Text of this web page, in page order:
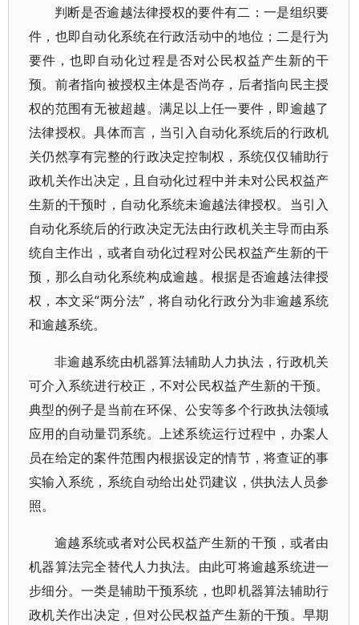
判断是否逾越法律授权的要件有二：一是组织要
件，也即自动化系统在行政活动中的地位；二是行为
要件，也即自动化过程是否对公民权益产生新的干
预。前者指向被授权主体是否尚存，后者指向民主授
权的范围有无被超越。满足以上任一要件，即逾越了
法律授权。具体而言，当引入自动化系统后的行政机
关仍然享有完整的行政决定控制权，系统仅仅辅助行
政机关作出决定，且自动化过程中并未对公民权益产
生新的干预时，自动化系统未逾越法律授权。当引入
自动化系统后的行政决定无法由行政机关主导而由系
统自主作出，或者自动化过程对公民权益产生新的干
预，那么自动化系统构成逾越。根据是否逾越法律授
权，本文采“两分法”，将自动化行政分为非逾越系统
和逾越系统。
非逾越系统由机器算法辅助人力执法，行政机关
可介入系统进行校正，不对公民权益产生新的干预。
典型的例子是当前在环保、公安等多个行政执法领域
应用的自动量罚系统。上述系统运行过程中，办案人
员在给定的案件范围内根据设定的情节，将查证的事
实输入系统，系统自动给出处罚建议，供执法人员参
照。
逾越系统或者对公民权益产生新的干预，或者由
机器算法完全替代人力执法。由此可将逾越系统进一
步细分。一类是辅助干预系统，也即机器算法辅助行
政机关作出决定，但对公民权益产生新的干预。早期